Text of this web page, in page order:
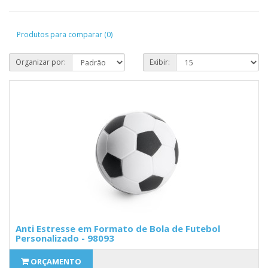
Produtos para comparar (0)
Organizar por: Exibir:
Anti Estresse em Formato de Bola de Futebol
Personalizado - 98093
ORÇAMENTO